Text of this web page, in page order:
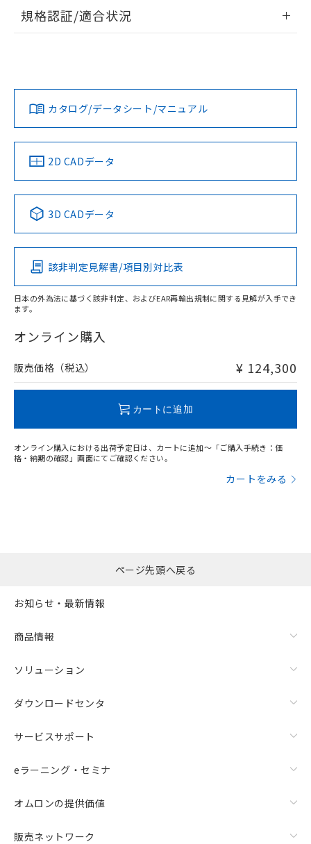
ログイン/会員登録
ダウンロードデータをご利用いただく前に、以下を必ずお読
みください。
ソフトウェアの使用条件
EU RoHS 注意事項・凡例
対応済み
中国 RoHS 注意事項・凡例
Pb Hg Cd Cr(VI)
O
在庫等で未対応品が混在する可能性があります。
問い合わせください。
規格認証/適合状況
LR型式承認
（イギリス
船舶規格）
DNV型式承認
（ノルウェー
BV型式承認
（フランス
KR型式
（韓国
No No No No
この製品の規格認証/適合状況ページへ
その他の認証はこちらのページからご検索ください
カタログ/データシート/マニュアル
2D CADデータ
3D CADデータ
該非判定見解書/項目別対比表
日本の外為法に基づく該非判定、およびEAR再輸出規制に関する見解が入手でき
ます。
オンライン購入
販売価格（税込） ¥ 124,300
カートに追加
オンライン購入における出荷予定日は、カートに追加～「ご購入手続き：価
格・納期の確認」画面にてご確認ください。
カートをみる
ページ先頭へ戻る
お知らせ・最新情報
商品情報
ソリューション
ダウンロードセンタ
サービスサポート
eラーニング・セミナ
オムロンの提供価値
販売ネットワーク